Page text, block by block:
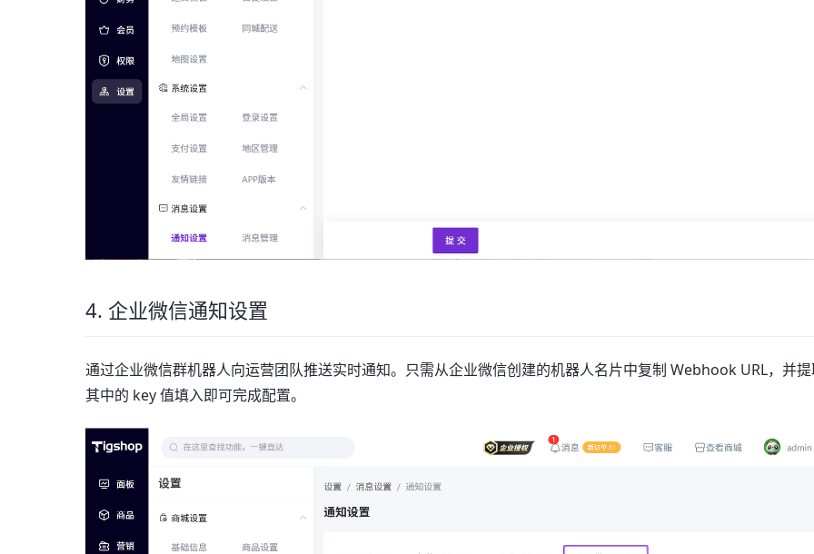
4. 企业微信通知设置
通过企业微信群机器人向运营团队推送实时通知。只需从企业微信创建的机器人名片中复制 Webhook URL，并
其中的 key 值填入即可完成配置。